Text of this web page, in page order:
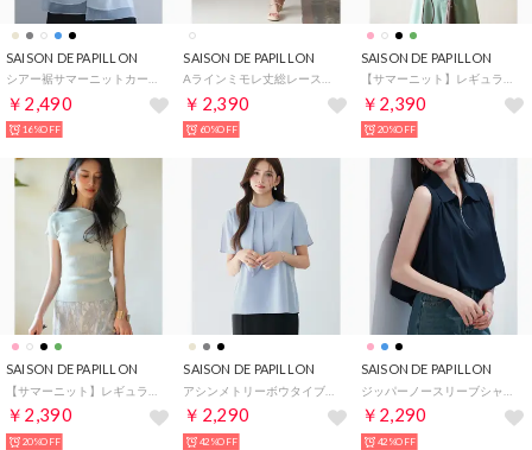
SAISON DE PAPILLON
￥2,490
16%OFF
SAISON DE PAPILLON
￥2,390
60%OFF
SAISON DE PAPILLON
￥2,390
20%OFF
SAISON DE PAPILLON
￥2,390
20%OFF
SAISON DE PAPILLON
￥2,290
42%OFF
SAISON DE PAPILLON
￥2,290
42%OFF